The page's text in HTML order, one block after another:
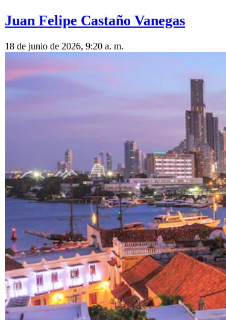
Juan Felipe Castaño Vanegas
18 de junio de 2026, 9:20 a. m.